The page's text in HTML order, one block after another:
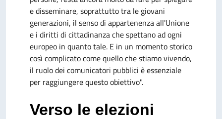
e disseminare, soprattutto tra le giovani
generazioni, il senso di appartenenza all'Unione
e i diritti di cittadinanza che spettano ad ogni
europeo in quanto tale. E in un momento storico
così complicato come quello che stiamo vivendo,
il ruolo dei comunicatori pubblici è essenziale
per raggiungere questo obiettivo".
Verso le elezioni